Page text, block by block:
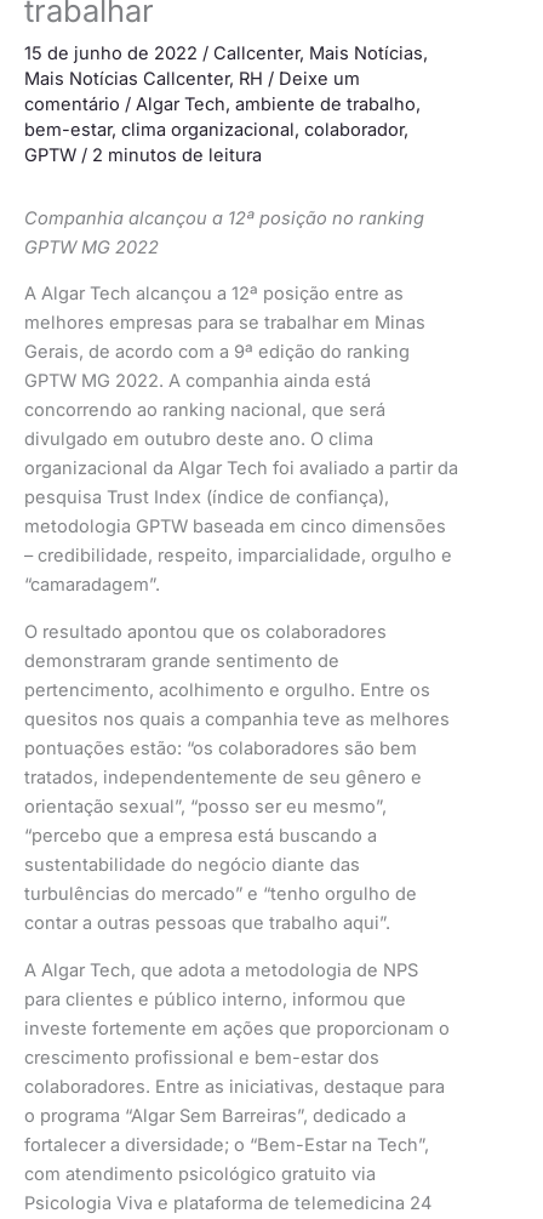
trabalhar
15 de junho de 2022 / Callcenter, Mais Notícias,
Mais Notícias Callcenter, RH / Deixe um
comentário / Algar Tech, ambiente de trabalho,
bem-estar, clima organizacional, colaborador,
GPTW / 2 minutos de leitura
Companhia alcançou a 12ª posição no ranking
GPTW MG 2022
A Algar Tech alcançou a 12ª posição entre as
melhores empresas para se trabalhar em Minas
Gerais, de acordo com a 9ª edição do ranking
GPTW MG 2022. A companhia ainda está
concorrendo ao ranking nacional, que será
divulgado em outubro deste ano. O clima
organizacional da Algar Tech foi avaliado a partir da
pesquisa Trust Index (índice de confiança),
metodologia GPTW baseada em cinco dimensões
– credibilidade, respeito, imparcialidade, orgulho e
“camaradagem”.
O resultado apontou que os colaboradores
demonstraram grande sentimento de
pertencimento, acolhimento e orgulho. Entre os
quesitos nos quais a companhia teve as melhores
pontuações estão: “os colaboradores são bem
tratados, independentemente de seu gênero e
orientação sexual”, “posso ser eu mesmo”,
“percebo que a empresa está buscando a
sustentabilidade do negócio diante das
turbulências do mercado” e “tenho orgulho de
contar a outras pessoas que trabalho aqui”.
A Algar Tech, que adota a metodologia de NPS
para clientes e público interno, informou que
investe fortemente em ações que proporcionam o
crescimento profissional e bem-estar dos
colaboradores. Entre as iniciativas, destaque para
o programa “Algar Sem Barreiras”, dedicado a
fortalecer a diversidade; o “Bem-Estar na Tech”,
com atendimento psicológico gratuito via
Psicologia Viva e plataforma de telemedicina 24